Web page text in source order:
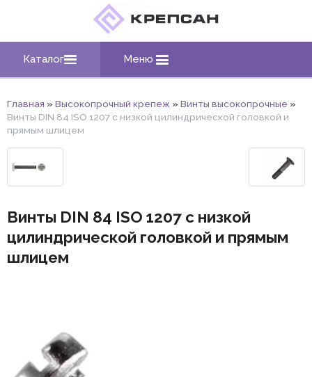
Каталог Меню
Главная » Высокопрочный крепеж » Винты высокопрочные »
Винты DIN 84 ISO 1207 с низкой цилиндрической головкой и
прямым шлицем
Винты DIN 84 ISO 1207 с низкой
цилиндрической головкой и прямым
шлицем